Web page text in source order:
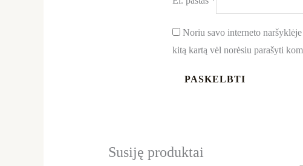
Noriu savo interneto
kitą kartą vėl norėsiu parašyti
Susiję produktai